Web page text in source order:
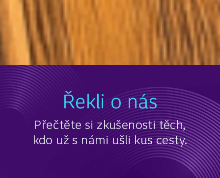
Řekli o nás
Přečtěte si zkušenosti těch,
kdo už s námi ušli kus cesty.